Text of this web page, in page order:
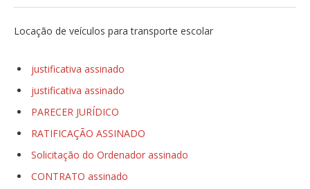
Locação de veículos para transporte escolar
justificativa assinado
justificativa assinado
PARECER JURÍDICO
RATIFICAÇÃO ASSINADO
Solicitação do Ordenador assinado
CONTRATO assinado